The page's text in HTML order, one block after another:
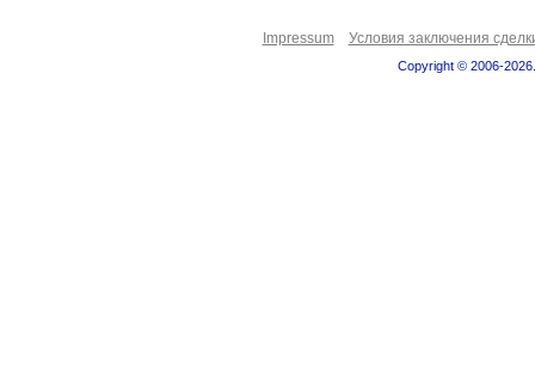
Impressum Условия заключения
Copyright © 2006-